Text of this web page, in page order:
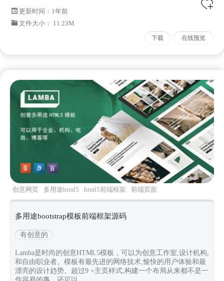
更新时间： 1年前
文件大小： 11.23M
下载 在线预览
创意网页 多用途html5 html5前端框架
前端页面
源码
前端框架
多用途bootstrap模板前端框架源码
有创意的
Lamba是时尚的创意HTML5模板，可以为创意工作室,设计机构,
和自由职业者。模板有最先进的网络技术,愉快的用户体验和最
漂亮的设计趋势。超过9 +主页样式,构建一个布局从来都不是一